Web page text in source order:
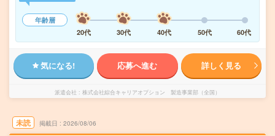
年齢層
20代
30代 40代 50代 60代
気になる! 応募へ進む 詳しく見る
派遣会社 株式会社綜合キャリアオプション 製造事業部（全国）
未読 掲載日 2026/08/06